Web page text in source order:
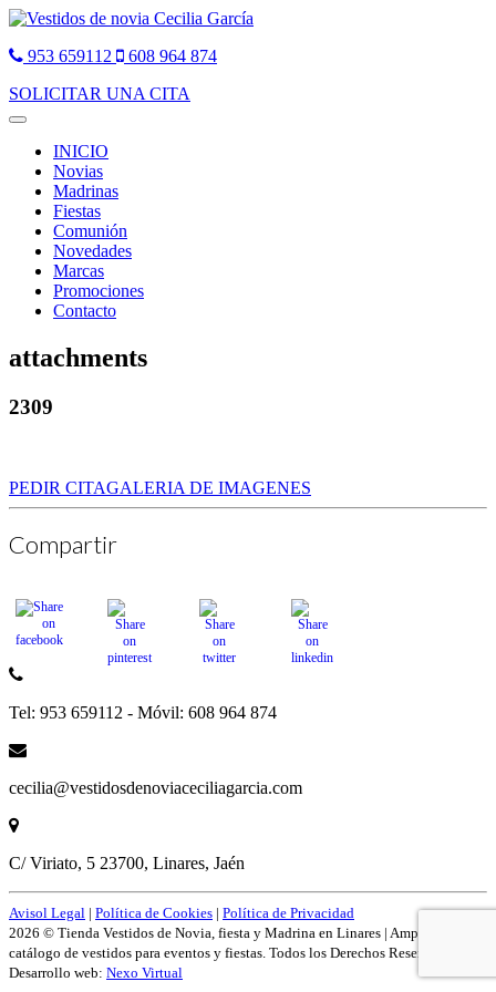
953 659112
608 964 874
SOLICITAR UNA CITA
Toggle
navigationINICIO
Novias
Madrinas
Fiestas
Comunión
Novedades
Marcas
Promociones
Contacto
attachments
2309
PEDIR CITAGALERIA DE IMAGENES
Compartir
Tel: 953 659112 - Móvil: 608 964 874
cecilia@vestidosdenoviaceciliagarcia.com
C/ Viriato, 5 23700, Linares, Jaén
Avisol Legal | Política de Cookies | Política de Privacidad
2026 © Tienda Vestidos de Novia, fiesta y Madrina en Linares | Amplío
catálogo de vestidos para eventos y fiestas. Todos los Derechos Reservados.
Desarrollo web: Nexo Virtual